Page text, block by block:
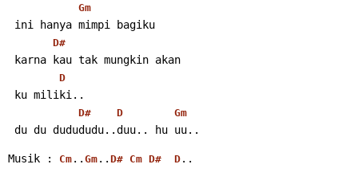
Gm
ini hanya mimpi bagiku
D#
karna kau tak mungkin akan
D
ku miliki..
D# D Gm
du du dudududu..duu.. hu uu..
Musik : Cm .. Gm .. D# Cm D# D ..